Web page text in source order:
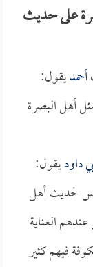
على حديث
أحمديقول:
أهل البصرة
داوديقول:
لحديث أهل
العناية
فيهم كثير